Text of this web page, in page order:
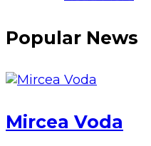
Popular News
Mircea Voda